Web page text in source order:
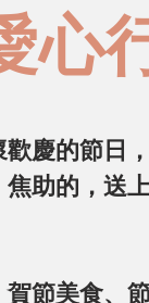
心
慶的節日，
助的，送
節美食、